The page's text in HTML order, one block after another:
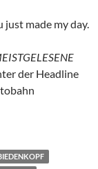
just made my day.
der Headline